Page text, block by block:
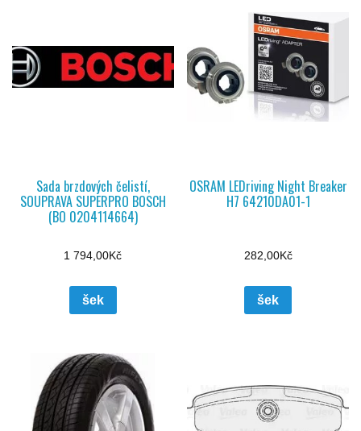
Sada brzdových čelistí,
SOUPRAVA SUPERPRO BOSCH
(BO 0204114664)
1 794,00Kč
šek
OSRAM LEDriving Night Breaker
H7 64210DA01-1
282,00Kč
šek